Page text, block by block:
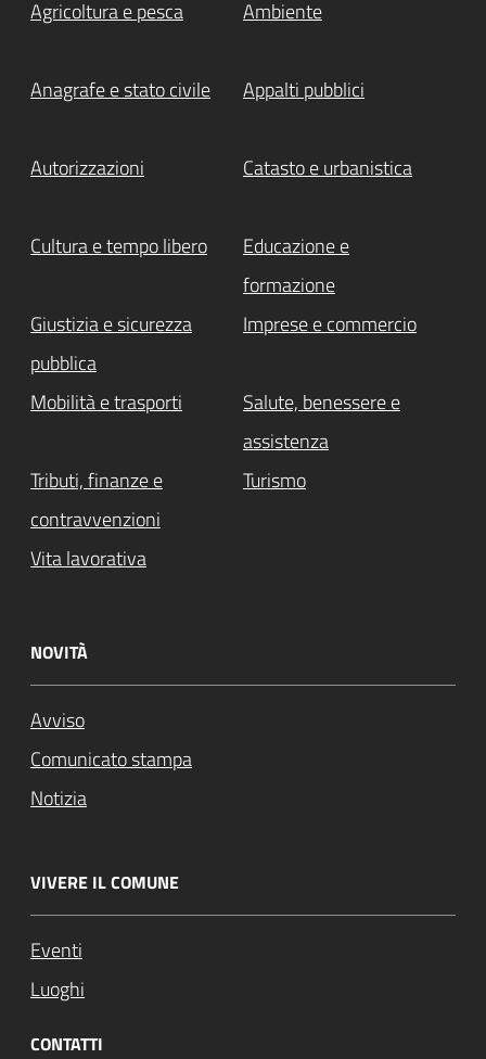
Agricoltura e pesca Ambiente
Anagrafe e stato civile Appalti pubblici
Autorizzazioni Catasto e urbanistica
Cultura e tempo libero
Educazione e
formazione
Giustizia e sicurezza
pubblica
Imprese e commercio
Mobilità e trasporti
Salute, benessere e
assistenza
Tributi, finanze e
contravvenzioni
Turismo
Vita lavorativa
NOVITÀ
Avviso
Comunicato stampa
Notizia
VIVERE IL COMUNE
Eventi
Luoghi
CONTATTI